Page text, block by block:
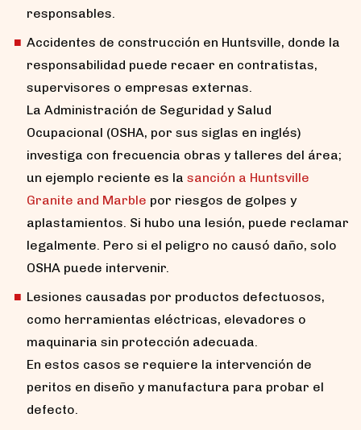
responsables.
Accidentes de construcción en Huntsville, donde la
responsabilidad puede recaer en contratistas,
supervisores o empresas externas.
La Administración de Seguridad y Salud
Ocupacional (OSHA, por sus siglas en inglés)
investiga con frecuencia obras y talleres del área;
un ejemplo reciente es la sanción a Huntsville
Granite and Marble por riesgos de golpes y
aplastamientos. Si hubo una lesión, puede reclamar
legalmente. Pero si el peligro no causó daño, solo
OSHA puede intervenir.
Lesiones causadas por productos defectuosos,
como herramientas eléctricas, elevadores o
maquinaria sin protección adecuada.
En estos casos se requiere la intervención de
peritos en diseño y manufactura para probar el
defecto.